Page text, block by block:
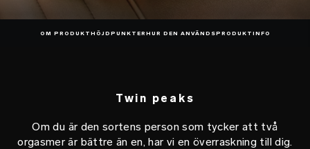
OM PRODUKT HÖJDPUNKTER HUR DEN ANVÄNDSPRODUKTINFO
Twin peaks
Om du är den sortens person som tycker att två
orgasmer är bättre än en, har vi en överraskning till dig.